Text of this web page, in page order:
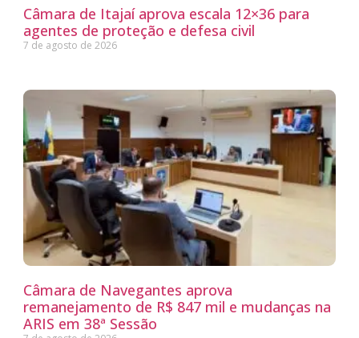
Câmara de Itajaí aprova escala 12×36 para
agentes de proteção e defesa civil
7 de agosto de 2026
Câmara de Navegantes aprova
remanejamento de R$ 847 mil e mudanças na
ARIS em 38ª Sessão